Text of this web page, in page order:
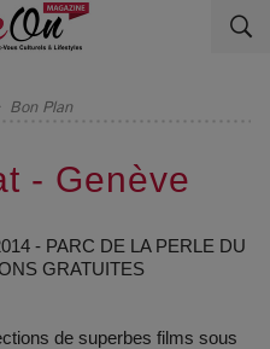
Bon Plan
- Genève
- PARC DE LA PERLE DU
GRATUITES
de superbes films sous